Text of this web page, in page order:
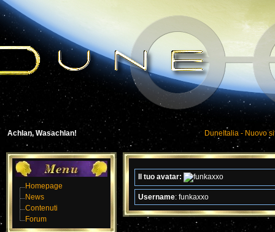
Achlan, Wasachlan! DuneItalia - Nuovo
Homepage
News
Contenuti
Forum
Il tuo avatar:
Username: funkaxxo